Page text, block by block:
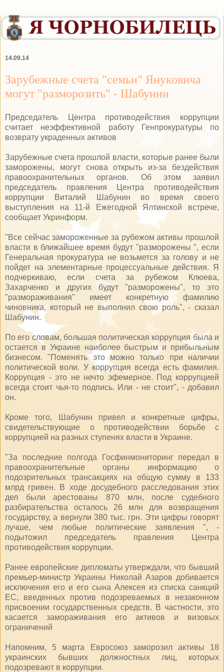
14.09.14
Зарубежные счета "семьи" Януковича
могут "разморозить" - Шабунин
Председатель Центра противодействия коррупции
считает неэффективной работу Генпрокуратуры по
возврату украденных активов
Зарубежные счета прошлой власти, которые ранее были
заморожены, могут снова открыть из-за бездействия
правоохранительных органов. Об этом заявил
председатель правления Центра противодействия
коррупции Виталий Шабунин во время своего
выступления на 11-й Ежегодной Ялтинской встрече,
сообщает Укринформ.
"Все сейчас замороженные за рубежом активы прошлой
власти в ближайшее время будут "разморожены ", если
Генеральная прокуратура не возьмется за голову и не
пойдет на элементарные процессуальные действия. Я
подчеркиваю, если счета за рубежом Клюева,
Захарченко и других будут "разморожены", то это
"размораживания" имеет конкретную фамилию
чиновника, который не выполнил свою роль", - сказал
Шабунин.
По его словам, большая политическая коррупция была и
остается в Украине наиболее быстрым и прибыльным
бизнесом. "Поменять это можно только при наличии
политической воли. У коррупция всегда есть фамилия.
Коррупция - это не нечто эфемерное. Под коррупцией
всегда стоит чья-то подпись. Или - не стоит", - добавил
он.
Кроме того, Шабунин привел и конкретные цифры,
свидетельствующие о противодействии борьбе с
коррупцией на разных ступенях власти в Украине.
"За последние полгода Госфинмониторинг передал в
правоохранительные органы информацию о
подозрительных трансакциях на общую сумму в 133
млрд гривен. В ходе досудебного расследования этих
дел были арестованы 870 млн, после судебного
разбирательства осталось 26 млн для возвращения
государству, а вернули 380 тыс. грн. Эти цифры говорят
лучше, чем любые политические заявления ", -
подытожил председатель правления Центра
противодействия коррупции.
Ранее европейские дипломаты утверждали, что бывший
премьер-министр Украины Николай Азаров добивается
исключения его и его сына Алексея из списка санкций
ЕС, введенных против подозреваемых в незаконном
присвоении государственных средств. В частности, это
касается замораживания его активов и визовых
ограничений
Напомним, 5 марта Евросоюз заморозил активы 18
украинских бывших должностных лиц, которых
подозревают в коррупции.